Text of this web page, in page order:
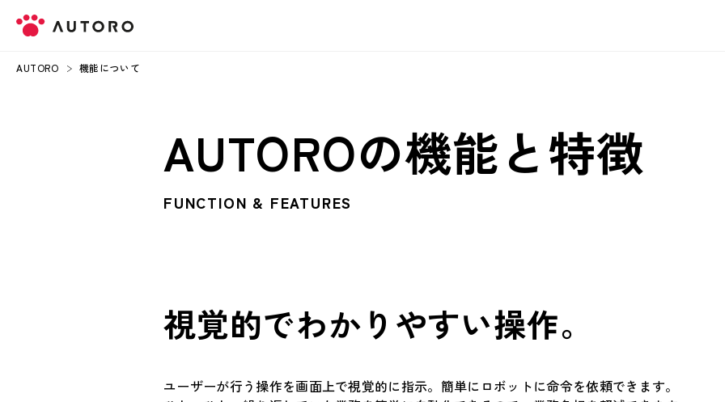
AUTORO 機能について
AUTOROの機能と特徴
FUNCTION & FEATURES
視覚的でわかりやすい操作。
ユーザーが行う操作を画面上で視覚的に指示。簡単にロボットに命令を依頼できます。